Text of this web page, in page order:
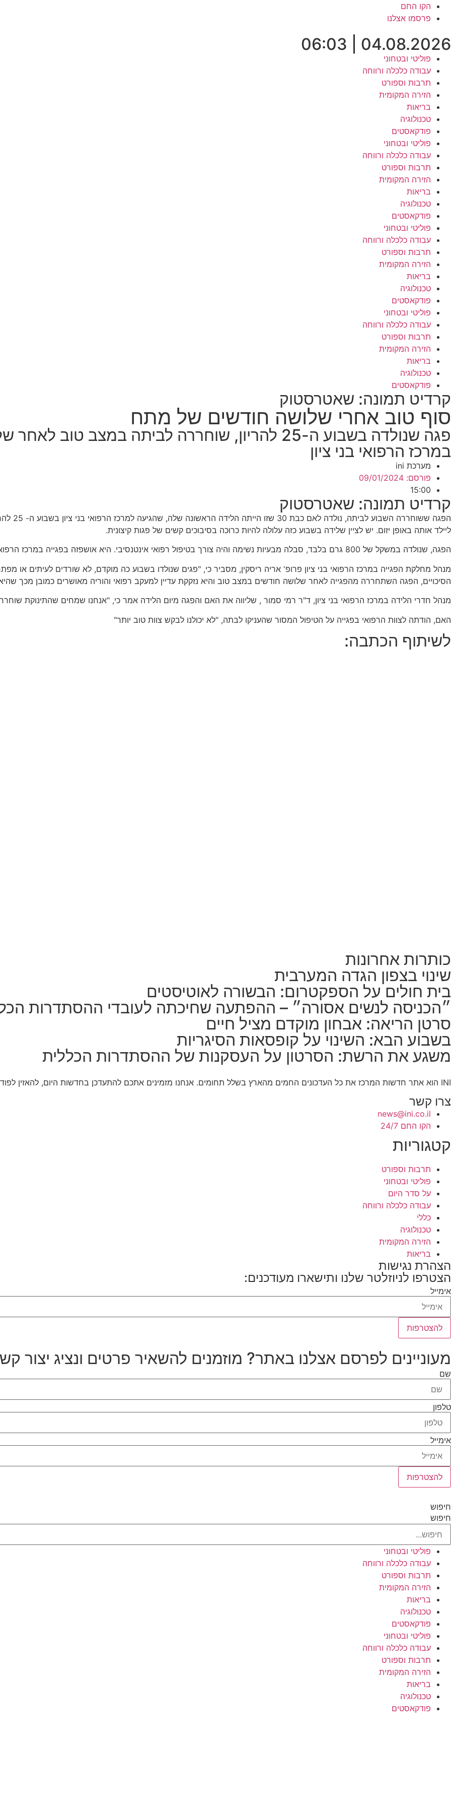
לתוכן
הקו החם
פרסמו אצלנו
04.08.2026 | 06:03
פוליטי ובטחוני
עבודה כלכלה ורווחה
תרבות וספורט
הזירה המקומית
בריאות
טכנולוגיה
פודקאסטים
פוליטי ובטחוני
עבודה כלכלה ורווחה
תרבות וספורט
הזירה המקומית
בריאות
טכנולוגיה
פודקאסטים
פוליטי ובטחוני
עבודה כלכלה ורווחה
תרבות וספורט
הזירה המקומית
בריאות
טכנולוגיה
פודקאסטים
פוליטי ובטחוני
עבודה כלכלה ורווחה
תרבות וספורט
הזירה המקומית
בריאות
טכנולוגיה
פודקאסטים
קרדיט תמונה: שאטרסטוק
סוף טוב אחרי שלושה חודשים של מתח
פגה שנולדה בשבוע ה-25 להריון, שוחררה לביתה במצב
במרכז הרפואי בני ציון
מערכת ini
פורסם:
15:00
קרדיט תמונה: שאטרסטוק
הפגה
ליילד אותה באופן יזום. יש לציין שלידה בשבוע כזה עלולה להיות כרוכה בסיבוכים קשים של פגות קיצונית.
הפגה, שנולדה במשקל של 800 גרם בלבד, סבלה מבעיות נשימה והיה צורך בטיפול רפואי אינטנסיבי. היא אושפזה בפגייה במרכז הרפואי בני ציון וזכתה לטיפול צמוד ומסור מצוות רפואי מיומן.
מנהל מחלקת הפגייה במרכז הרפואי בני ציון פרופ' אריה ריסקין, מסביר כי, "פגים שנולדו בשבוע כה מוקדם, לא שורדים לעיתים או
הסיכויים, הפגה השתחררה מהפגייה לאחר שלושה חודשים במצב טוב והיא נזקקת עדיין למעקב רפואי והוריה מאושרים כמובן מכך
מנהל חדרי הלידה במרכז הרפואי בני ציון, ד"ר רמי סמור , שליווה את האם והפגה מיום הלידה אמר כי, "אנחנו שמחים שהתינוקת
האם, הודתה לצוות הרפואי בפגייה על הטיפול המסור שהעניקו לבתה, "לא יכולנו לבקש צוות טוב יותר"
לשיתוף הכתבה:
כותרות אחרונות
שינוי בצפון הגדה המערבית
בית חולים על הספקטרום: הבשורה לאוטיסטים
״הכניסה לנשים אסורה״ – ההפתעה שחיכתה לעובדי ההסתדרות
סרטן הריאה: אבחון מוקדם מציל חיים
בשבוע הבא: השינוי על קופסאות הסיגריות
משגע את הרשת: הסרטון על העסקנות של ההסתדרות הכללית
INI הוא אתר חדשות המרכז את כל העדכונים החמים מהארץ בשלל תחומים. אנחנו מזמינים אתכם להתעדכן בחדשות היום, להאזין לפודקאסטים, ולקרוא מאמרי דעה.
צרו קשר
news@ini.co.il
הקו החם 24/7
קטגוריות
תרבות וספורט
פוליטי ובטחוני
על סדר היום
עבודה כלכלה ורווחה
כללי
טכנולוגיה
הזירה המקומית
בריאות
הצהרת נגישות
הצטרפו לניוזלטר שלנו ותישארו מעודכנים:
אימייל
להצטרפות
מעוניינים לפרסם אצלנו באתר? מוזמנים להשאיר פרטים ונציג יצור
שם
טלפון
אימייל
להצטרפות
חיפוש
חיפוש
פוליטי ובטחוני
עבודה כלכלה ורווחה
תרבות וספורט
הזירה המקומית
בריאות
טכנולוגיה
פודקאסטים
פוליטי ובטחוני
עבודה כלכלה ורווחה
תרבות וספורט
הזירה המקומית
בריאות
טכנולוגיה
פודקאסטים